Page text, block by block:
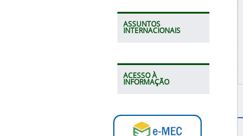
ASSUNTOS
INTERNACIONAIS
ACESSO À
INFORMAÇÃO